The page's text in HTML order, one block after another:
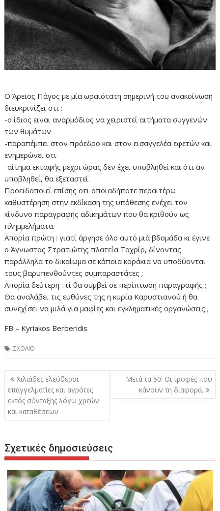
Ο Άρειος Πάγος με μία ωραιότατη σημερινή του ανακοίνωση
διευκρινίζει οτι :
-ο ίδιος ειναι αναρμόδιος να χειριστεί αιτήματα συγγενών
των θυμάτων
-παραπέμπει στον πρόεδρο και στον εισαγγελέα εφετών και
ενημερώνει οτι
-αίτημα εκταφής μέχρι ώρας δεν έχει υποβληθεί και ότι αν
υποβληθεί, θα εξεταστεί.
Προειδοποιεί επίσης οτι οποιαδήποτε περαιτέρω
καθυστέρηση στην εκδίκαση της υπόθεσης ενέχει τον
κίνδυνο παραγραφής αδικημάτων που θα κριθούν ως
πλημμελήματα.
Απορία πρώτη : γιατί άργησε όλο αυτό μιά βδομάδα κι έγινε
ο Άγνωστος Στρατιώτης πλατεία Ταχρίρ, δίνοντας
παράλληλα το δικαίωμα σε κάποια κοράκια να υποδύονται
τους βαρυπενθούντες συμπαραστάτες ;
Απορία δεύτερη : τί θα συμβεί σε περίπτωση παραγραφής ;
Θα αναλάβει τις ευθύνες της η κυρία Καρυστιανού ή θα
συνεχίσει να μιλά για μαφίες και εγκληματικές οργανώσεις ;
FB – Kyriakos Berberidis
ΣΧΟΛΙΟ
Πλοήγηση
άρθρων
Χιλιάδες ελεύθεροι
επαγγελματίες και αγρότες
εκτός σύνταξης λόγω χρεών
και καταθέσεων
Μετά τα 50: Οι τροφές που
κάνουν τη διαφορά.
Σχετικές δημοσιεύσεις